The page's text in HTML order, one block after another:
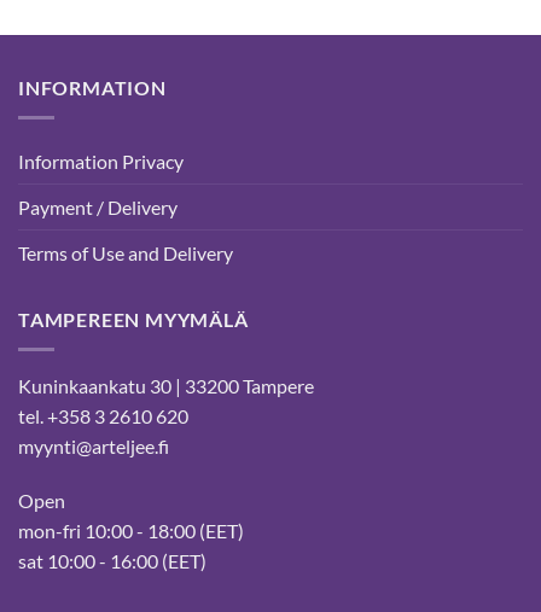
INFORMATION
Information Privacy
Payment / Delivery
Terms of Use and Delivery
TAMPEREEN MYYMÄLÄ
Kuninkaankatu 30 | 33200 Tampere
tel. +358 3 2610 620
myynti@arteljee.fi
Open
mon-fri 10:00 - 18:00 (EET)
sat 10:00 - 16:00 (EET)